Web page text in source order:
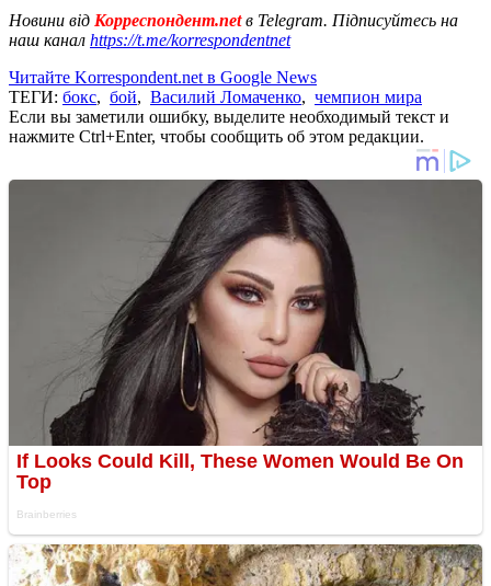
Новини від Корреспондент.netв Telegram. Підписуйтесь на
наш канал https://t.me/korrespondentnet
Читайте Korrespondent.net в Google News
ТЕГИ: бокс, бой, Василий Ломаченко, чемпион мира
Если вы заметили ошибку, выделите необходимый текст и
нажмите Ctrl+Enter, чтобы сообщить об этом редакции.